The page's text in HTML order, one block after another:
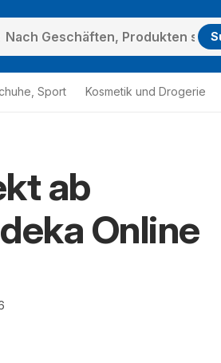
Sport Kosmetik und Drogerie
ab
Online